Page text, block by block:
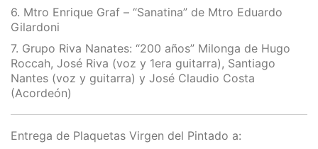
6. Mtro Enrique Graf – “Sanatina” de Mtro Eduardo
Gilardoni
7. Grupo Riva Nanates: “200 años” Milonga de Hugo
Roccah, José Riva (voz y 1era guitarra), Santiago
Nantes (voz y guitarra) y José Claudio Costa
(Acordeón)
Entrega de Plaquetas Virgen del Pintado a: